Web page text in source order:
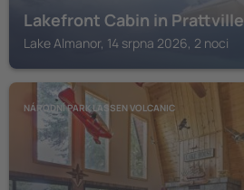
Lakefront Cabin in Prattville
Lake Almanor, 14 srpna 2026, 2 noci
NÁRODNÍ PARK LASSEN VOLCANIC